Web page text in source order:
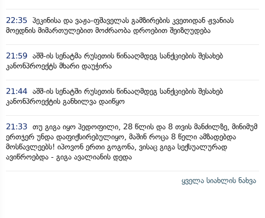
22:35 პეკინისა და ვაჟა-ფშაველას გამზირების კვეთიდან ჟვანიას
მოედნის მიმართულებით მოძრაობა დროებით შეიზღუდება
21:59 აშშ-ის სენატმა რუსეთის წინააღმდეგ სანქციების შესახებ
კანონპროექტს მხარი დაუჭირა
21:44 აშშ-ის სენატში რუსეთის წინააღმდეგ სანქციების შესახებ
კანონპროექტის განხილვა დაიწყო
21:33 თუ გიგა იყო პედოფილი, 28 წლის და 8 თვის მანძილზე, მინიმუმ
ერთჯერ უნდა დაფიქსირებულიყო, მაშინ როცა 8 წელი ამზადებდა
მოსწავლეებს! იპოვონ ერთი გოგონა, ვისაც გიგა სექსუალურად
ავიწროებდა - გიგა ავალიანის დედა
ყველა სიახლის ნახვა